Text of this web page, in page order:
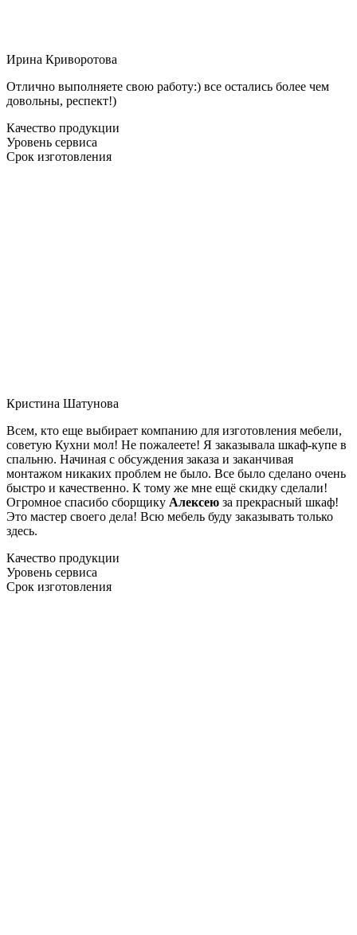
Ирина Криворотова
Отлично выполняете свою работу:) все остались более чем
довольны, респект!)
Качество продукции
Уровень сервиса
Срок изготовления
Кристина Шатунова
Всем, кто еще выбирает компанию для изготовления мебели,
советую Кухни мол! Не пожалеете! Я заказывала шкаф-купе в
спальню. Начиная с обсуждения заказа и заканчивая
монтажом никаких проблем не было. Все было сделано очень
быстро и качественно. К тому же мне ещё скидку сделали!
Огромное спасибо сборщику Алексею за прекрасный шкаф!
Это мастер своего дела! Всю мебель буду заказывать только
здесь.
Качество продукции
Уровень сервиса
Срок изготовления